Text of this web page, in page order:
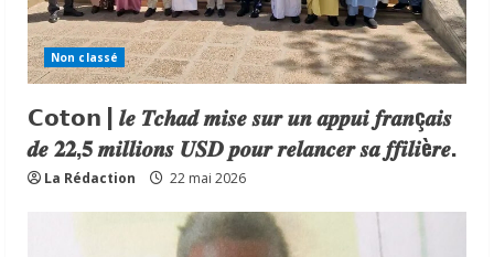
Non classé
𝗖𝗼𝘁𝗼𝗻 | 𝒍𝒆 𝑻𝒄𝒉𝒂𝒅 𝒎𝒊𝒔𝒆 𝒔𝒖𝒓 𝒖𝒏 𝒂𝒑𝒑𝒖𝒊 𝒇𝒓𝒂𝒏ç𝒂𝒊𝒔
𝒅𝒆 𝟐𝟐,𝟓 𝒎𝒊𝒍𝒍𝒊𝒐𝒏𝒔 𝑼𝑺𝑫 𝒑𝒐𝒖𝒓 𝒓𝒆𝒍𝒂𝒏𝒄𝒆𝒓 𝒔𝒂 𝒇𝒇𝒊𝒍𝒊è𝒓𝒆.
La Rédaction 22 mai 2026